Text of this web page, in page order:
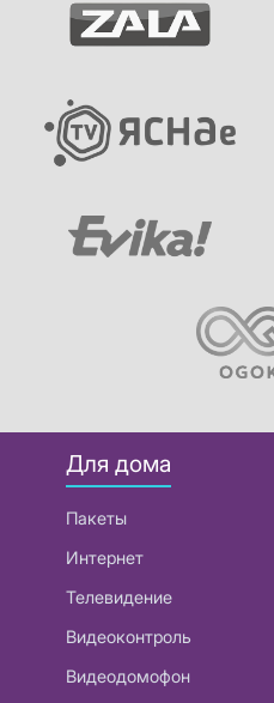
Для дома
Пакеты
Интернет
Телевидение
Видеоконтроль
Видеодомофон